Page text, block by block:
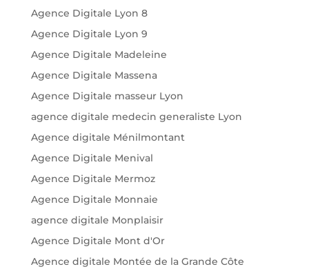
Agence Digitale Lyon 8
Agence Digitale Lyon 9
Agence Digitale Madeleine
Agence Digitale Massena
Agence Digitale masseur Lyon
agence digitale medecin generaliste Lyon
Agence digitale Ménilmontant
Agence Digitale Menival
Agence Digitale Mermoz
Agence Digitale Monnaie
agence digitale Monplaisir
Agence Digitale Mont d'Or
Agence digitale Montée de la Grande Côte